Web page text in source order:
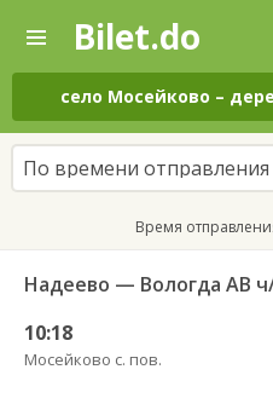
—
Поиск
и
покупка
билетов
на
автобус
онлайн
Bilet.do
село Мосейково –
По времени отправления
Время
Надеево — Вологда АВ
10:18
Мосейково с. пов.